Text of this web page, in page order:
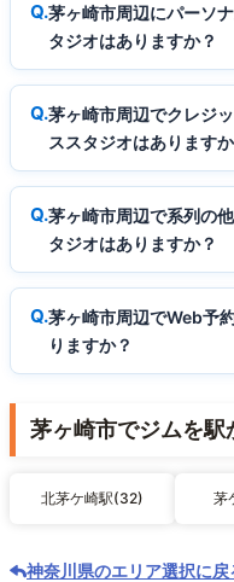
茅ヶ崎市周辺にパーソ
タジオはありますか？
茅ヶ崎市周辺でクレジ
ススタジオはあります
茅ヶ崎市周辺で系列の
タジオはありますか？
茅ヶ崎市周辺でWeb予
りますか？
茅ヶ崎市でジムを駅
北茅ケ崎駅(32) 茅
神奈川県のエリア選択に戻